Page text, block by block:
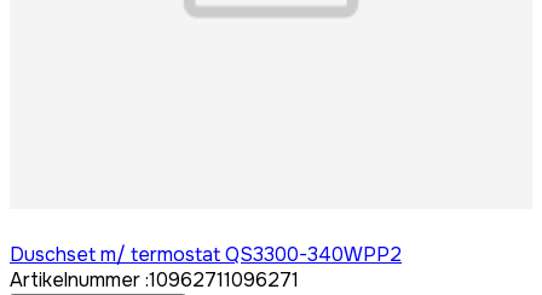
Duschset m/ termostat QS3300-340WPP2
Artikelnummer:10962711096271